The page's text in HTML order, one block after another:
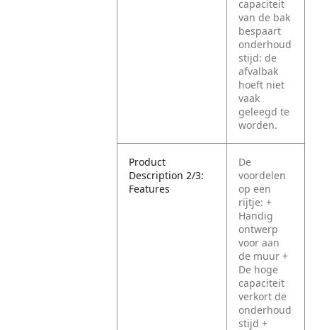
capaciteit
van de bak
bespaart
onderhoud
stijd: de
afvalbak
hoeft niet
vaak
geleegd te
worden.
Product
Description 2/3:
Features
De
voordelen
op een
rijtje: +
Handig
ontwerp
voor aan
de muur +
De hoge
capaciteit
verkort de
onderhoud
stijd +